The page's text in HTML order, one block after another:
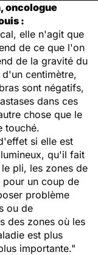
oncologue
:
elle n'agit que
de ce que l'on
de la gravité du
centimètre,
sont négatifs,
dans ces
chose que le
touché.
si elle est
qu'il fait
pli, les zones de
un coup de
problème
ou de
des zones où les
est plus
importante."